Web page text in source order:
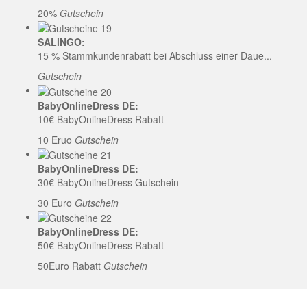
20% Gutschein
SALiNGO:
15 % Stammkundenrabatt bei Abschluss einer Daue...
Gutschein
BabyOnlineDress DE:
10€ BabyOnlineDress Rabatt
10 Eruo Gutschein
BabyOnlineDress DE:
30€ BabyOnlineDress Gutschein
30 Euro Gutschein
BabyOnlineDress DE:
50€ BabyOnlineDress Rabatt
50Euro Rabatt Gutschein